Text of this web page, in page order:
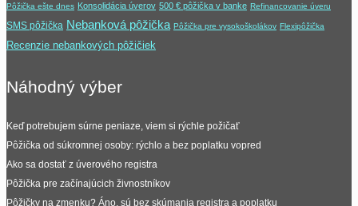
Pôžička ešte dnes Konsolidácia úverov 500 € pôžička v banke Refinancovanie úveru
SMS pôžička Nebanková pôžička Pôžička pre vysokoškolákov Flexipôžička
Recenzie nebankových pôžičiek
Náhodný výber
Keď potrebujem súrne peniaze, viem si rýchle požičať
Pôžička od súkromnej osoby: rýchlo a bez poplatku vopred
Ako sa dostať z úverového registra
Pôžička pre začínajúcich živnostníkov
Pôžičky na zmenku? Áno, sú bez skúmania registra a poplatku